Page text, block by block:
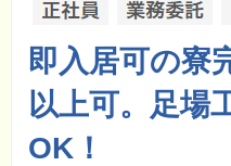
即入居可の寮
以上可。足場
OK！